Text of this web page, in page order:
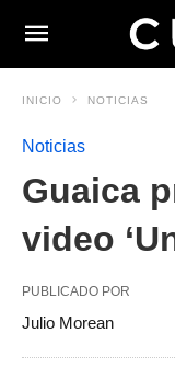
INICIO NOTICIAS
Noticias
Guaica
video
PUBLICADO POR
Julio Morean